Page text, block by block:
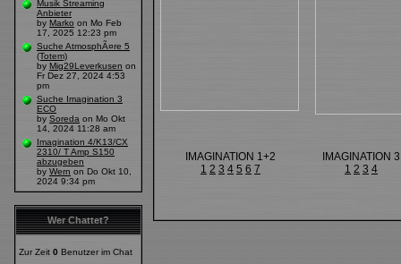
Musik Streaming
Anbieter
by Marko on Mo Feb
17, 2025 12:23 pm
Suche AtmosphÃ¤re 5
(Totem)
by Mig29Leverkusen on
Fr Dez 27, 2024 4:53
pm
Suche Imagination 3
ECO
by Soreda on Mo Okt
14, 2024 11:28 am
Imagination 4/K13/CX
2310/ T Amp S150
abzugeben
by Wern on Do Okt 10,
2024 9:34 pm
Wer Chattet?
Zur Zeit 0 Benutzer im Chat
IMAGINATION 1+2
1 2 3 4 5 6 7
IMAGINATION 3
1 2 3 4